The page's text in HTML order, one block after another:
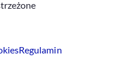
Regulamin